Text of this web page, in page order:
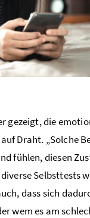
gezeigt, die
Draht. „Solche
fühlen, diesen
Selbsttests
dass sich
wem es am